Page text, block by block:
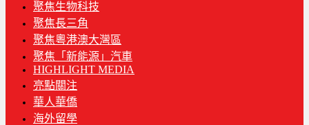
聚焦生物科技
聚焦長三角
聚焦粵港澳大灣區
聚焦「新能源」汽車
HIGHLIGHT MEDIA
亮點關注
華人華僑
海外留學